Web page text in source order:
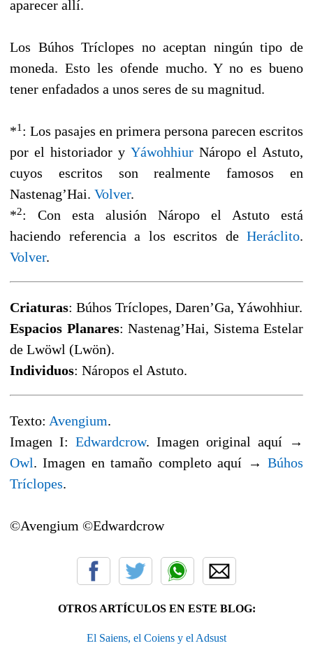
aparecer allí.
Los Búhos Tríclopes no aceptan ningún tipo de
moneda. Esto les ofende mucho. Y no es bueno
tener enfadados a unos seres de su magnitud.
*1 : Los pasajes en primera persona parecen escritos
por el historiador y YáwohhiurNáropo el Astuto,
cuyos escritos son realmente famosos en
Nastenag’Hai. Volver.
*2: Con esta alusión Náropo el Astuto está
haciendo referencia a los escritos de Heráclito.
Volver.
Criaturas: Búhos Tríclopes, Daren’Ga, Yáwohhiur.
Espacios Planares: Nastenag’Hai, Sistema Estelar
de Lwöwl (Lwön).
Individuos: Náropos el Astuto.
Texto: Avengium.
Imagen I: Edwardcrow. Imagen original aquí →
Owl. Imagen en tamaño completo aquí → Búhos
Tríclopes.
©Avengium ©Edwardcrow
OTROS ARTÍCULOS EN ESTE BLOG:
El Saiens, el Coiens y el Adsust